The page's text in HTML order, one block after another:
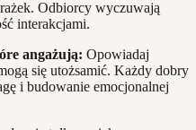
Odbiorcy wyczuwają
interakcjami.
angażują: Opowiadaj
się utożsamić. Każdy dobry
i budowanie emocjonalnej